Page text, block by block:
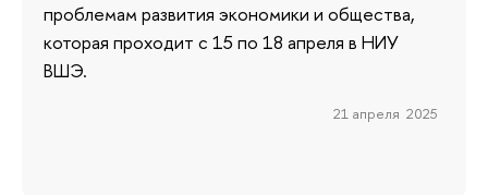
проблемам развития экономики и общества,
которая проходит с 15 по 18 апреля в НИУ
ВШЭ.
21 апреля 2025